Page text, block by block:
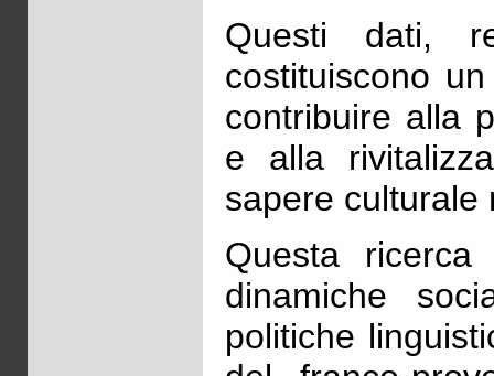
Questi dati,
costituiscono
contribuire alla
e alla
sapere culturale
Questa
dinamiche
politiche